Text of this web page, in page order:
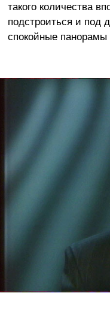
такого количества
подстроиться и
спокойные